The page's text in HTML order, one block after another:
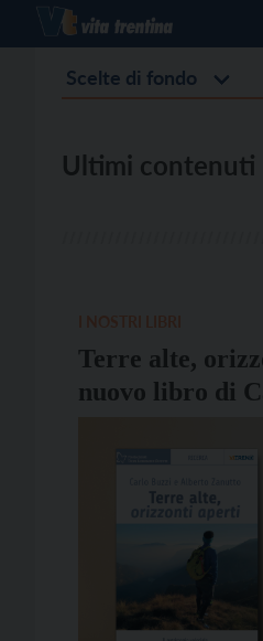
Scelte di fondo
Ultimi contenuti
Terre alte,
nuovo libro di